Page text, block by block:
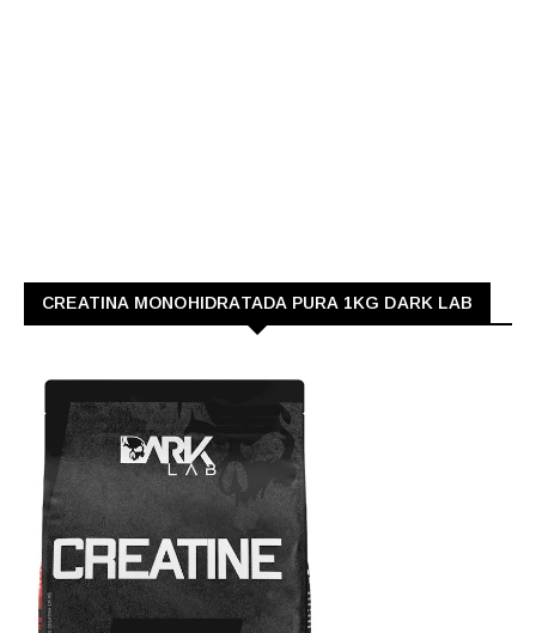
CREATINA MONOHIDRATADA PURA 1KG DARK LAB